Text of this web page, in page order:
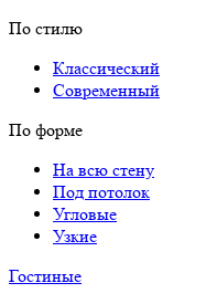
По стилю
Классический
Современный
По форме
На всю стену
Под потолок
Угловые
Узкие
Гостиные